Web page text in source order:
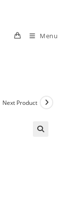
Menu
Next Product